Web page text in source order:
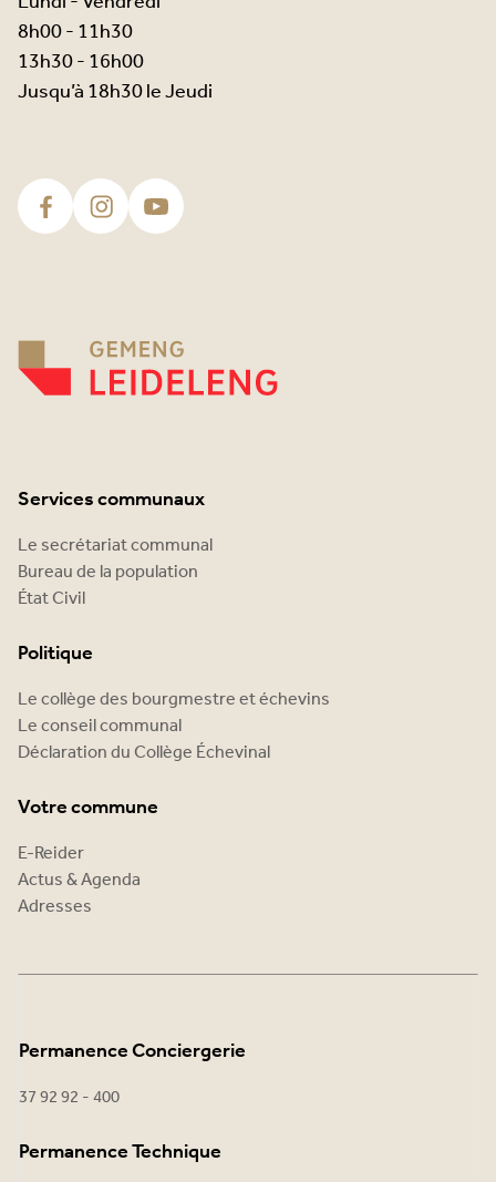
8h00 - 11h30
13h30 - 16h00
Jusqu’à 18h30 le Jeudi
Services communaux
Le secrétariat communal
Bureau de la population
État Civil
Politique
Le collège des bourgmestre et échevins
Le conseil communal
Déclaration du Collège Échevinal
Votre commune
E-Reider
Actus & Agenda
Adresses
Permanence Conciergerie
37 92 92 - 400
Permanence Technique